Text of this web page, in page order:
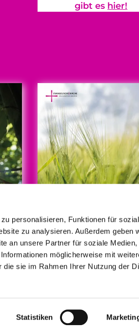
personalisieren, Funktionen für
zu analysieren. Außerdem geben
an unsere Partner für soziale Medien,
möglicherweise mit
sie im Rahmen Ihrer Nutzung der
Statistiken
gibt es hier!
© Foto/Grafik: medio.tv/Schauderna/